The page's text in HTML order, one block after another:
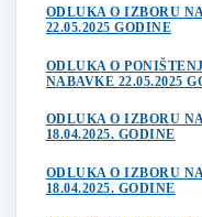
ODLUKA O IZBORU
22.05.2025 GODINE
ODLUKA O
NABAVKE 22.05.2025
ODLUKA O IZBORU
18.04.2025. GODINE
ODLUKA O IZBORU
18.04.2025. GODINE